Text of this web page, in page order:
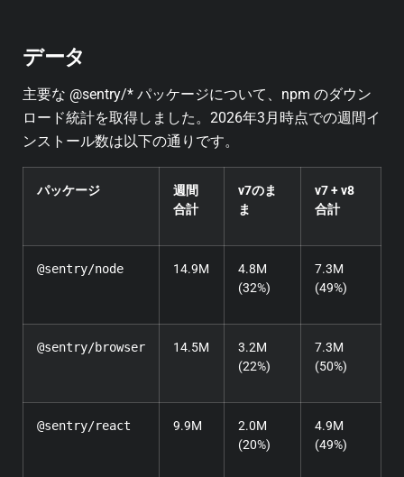
データ
主要な @sentry/* パッケージについて、npm のダウン
ロード統計を取得しました。2026年3月時点での週間イ
ンストール数は以下の通りです。
パッケージ
週間
合計
v7のま
ま
v7 + v8
合計
@sentry/node 14.9M
4.8M
(32%)
7.3M
(49%)
@sentry/browser 14.5M
3.2M
(22%)
7.3M
(50%)
@sentry/react 9.9M
2.0M
(20%)
4.9M
(49%)